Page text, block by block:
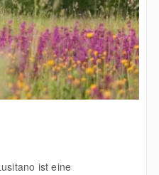
ist eine